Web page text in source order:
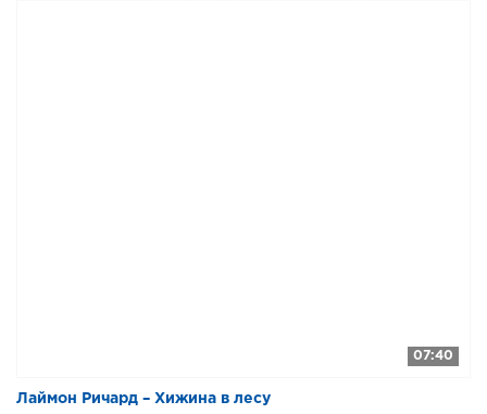
07:40
Лаймон Ричард – Хижина в лесу